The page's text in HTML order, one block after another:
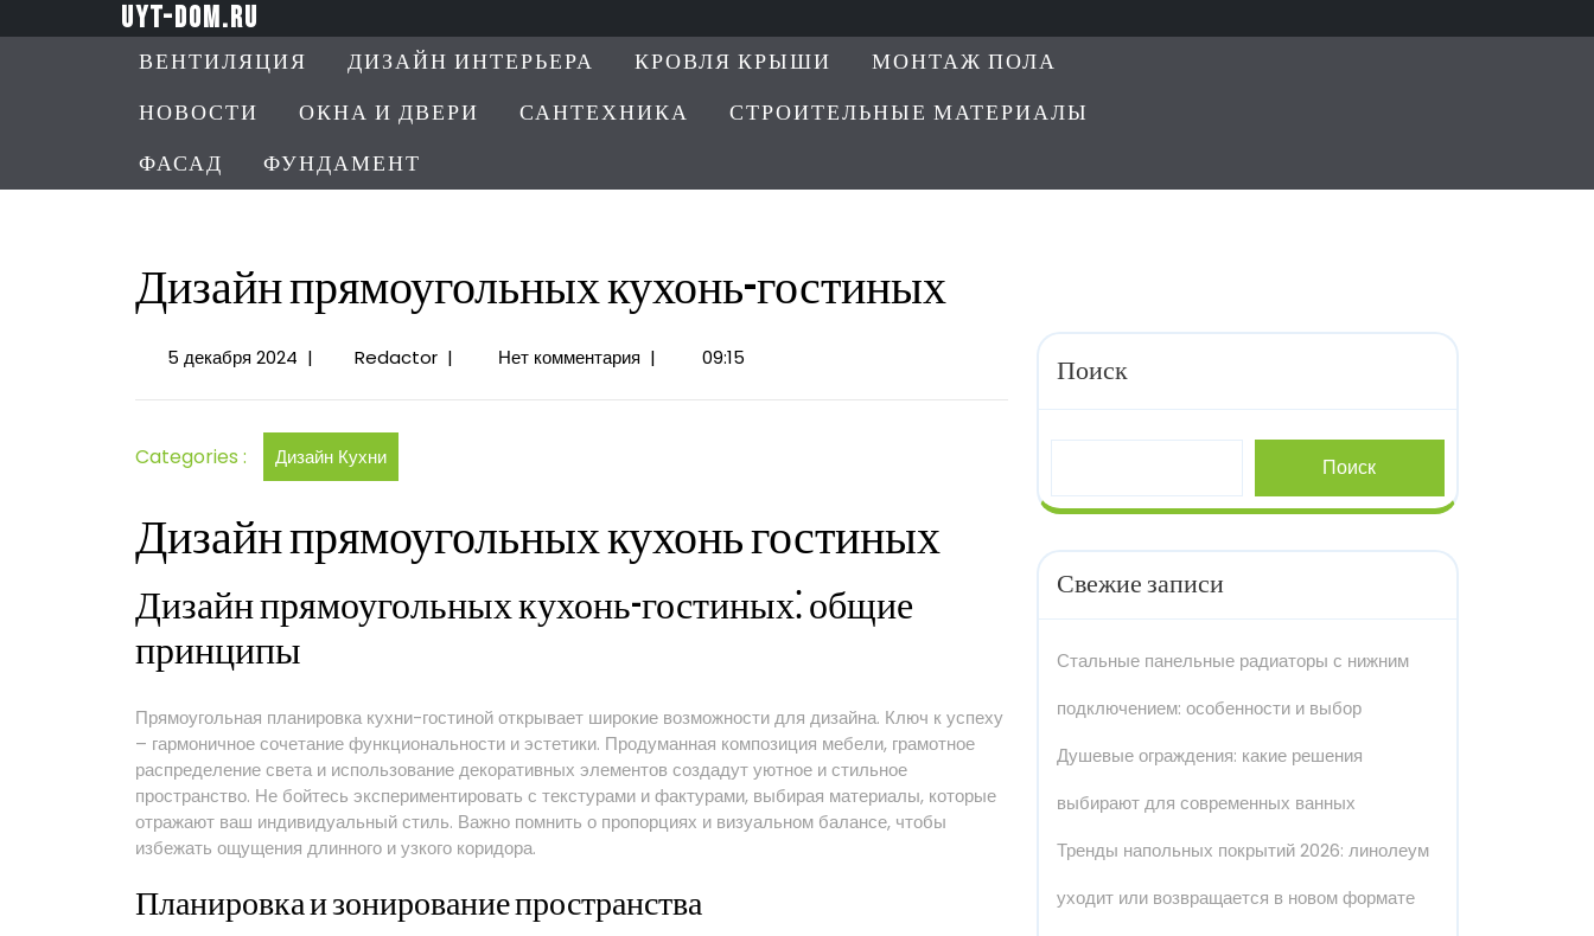
к
uyt-dom.ru
ВЕНТИЛЯЦИЯ ДИЗАЙН ИНТЕРЬЕРА КРОВЛЯ КРЫШИ МОНТАЖ ПОЛА
НОВОСТИ ОКНА И ДВЕРИ САНТЕХНИКА СТРОИТЕЛЬНЫЕ МАТЕРИАЛЫ
ФАСАД ФУНДАМЕНТ
Дизайн прямоугольных кухонь-гостиных
5 декабря 20245
2024
| RedactorДизайн
кухонь-
| Нет комментария | 09:15
Categories : Дизайн Кухни
Дизайн прямоугольных кухонь гостиных
Дизайн прямоугольных кухонь-гостиных⁚ общие
принципы
Прямоугольная планировка кухни-гостиной открывает широкие возможности для дизайна. Ключ к успеху
– гармоничное сочетание функциональности и эстетики. Продуманная композиция мебели, грамотное
распределение света и использование декоративных элементов создадут уютное и стильное
пространство. Не бойтесь экспериментировать с текстурами и фактурами, выбирая материалы, которые
отражают ваш индивидуальный стиль. Важно помнить о пропорциях и визуальном балансе, чтобы
избежать ощущения длинного и узкого коридора.
Планировка и зонирование пространства
Поиск
Поиск
Свежие записи
Стальные панельные радиаторы с нижним
подключением: особенности и выбор
Душевые ограждения: какие решения
выбирают для современных ванных
Тренды напольных покрытий 2026: линолеум
уходит или возвращается в новом формате